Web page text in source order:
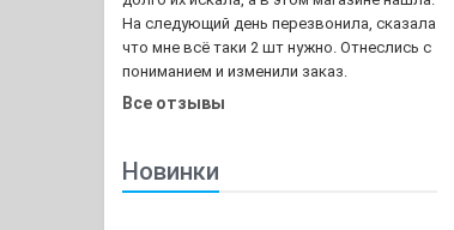
На следующий день перезвонила, сказала
что мне всё таки 2 шт нужно. Отнеслись с
пониманием и изменили заказ.
Все отзывы
Новинки